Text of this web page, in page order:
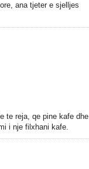
ana tjeter e sjelljes
te reja, qe pine kafe dhe
i nje filxhani kafe.